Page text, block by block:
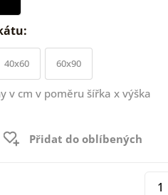
40x60 60x90
v cm v poměru šířka x výška
Přidat do oblíbených